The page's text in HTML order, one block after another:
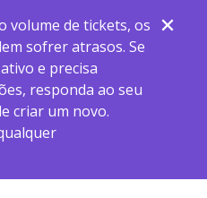
volume de tickets, os
sofrer atrasos. Se
e precisa
responda ao seu
criar um novo.